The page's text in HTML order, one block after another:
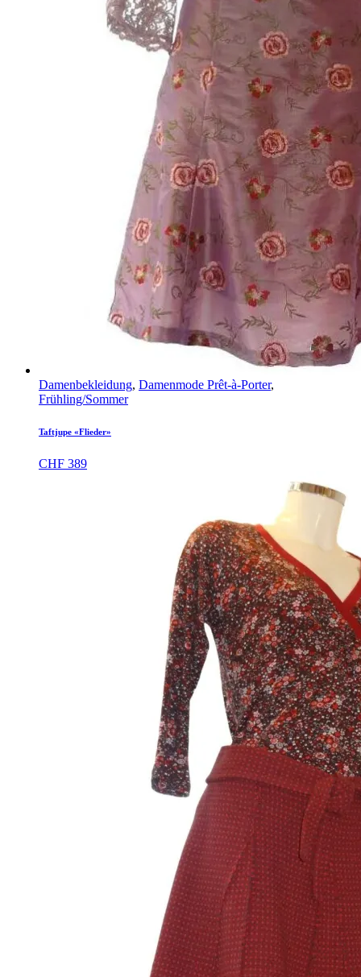
Damenbekleidung, Damenmode Prêt-à-Porter,
Frühling/Sommer
Taftjupe «Flieder»
CHF 389